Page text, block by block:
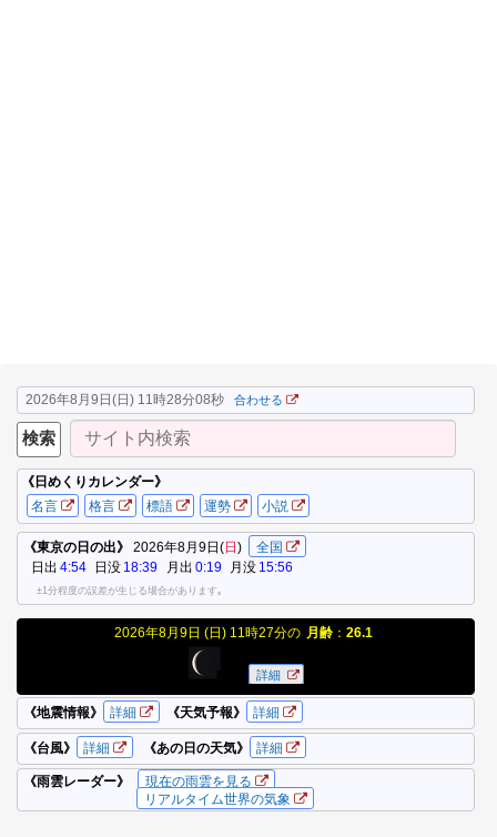
2026年8月9日(日) 11時28分09秒 合わせる